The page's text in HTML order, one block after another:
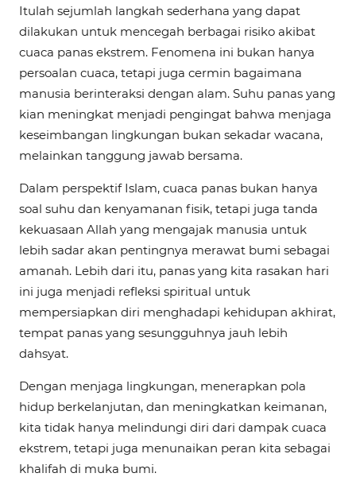
Itulah sejumlah langkah sederhana yang dapat
dilakukan untuk mencegah berbagai risiko akibat
cuaca panas ekstrem. Fenomena ini bukan hanya
persoalan cuaca, tetapi juga cermin bagaimana
manusia berinteraksi dengan alam. Suhu panas yang
kian meningkat menjadi pengingat bahwa menjaga
keseimbangan lingkungan bukan sekadar wacana,
melainkan tanggung jawab bersama.
Dalam perspektif Islam, cuaca panas bukan hanya
soal suhu dan kenyamanan fisik, tetapi juga tanda
kekuasaan Allah yang mengajak manusia untuk
lebih sadar akan pentingnya merawat bumi sebagai
amanah. Lebih dari itu, panas yang kita rasakan hari
ini juga menjadi refleksi spiritual untuk
mempersiapkan diri menghadapi kehidupan akhirat,
tempat panas yang sesungguhnya jauh lebih
dahsyat.
Dengan menjaga lingkungan, menerapkan pola
hidup berkelanjutan, dan meningkatkan keimanan,
kita tidak hanya melindungi diri dari dampak cuaca
ekstrem, tetapi juga menunaikan peran kita sebagai
khalifah di muka bumi.